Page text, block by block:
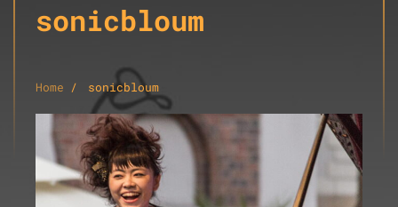
sonicbloum
Home sonicbloum